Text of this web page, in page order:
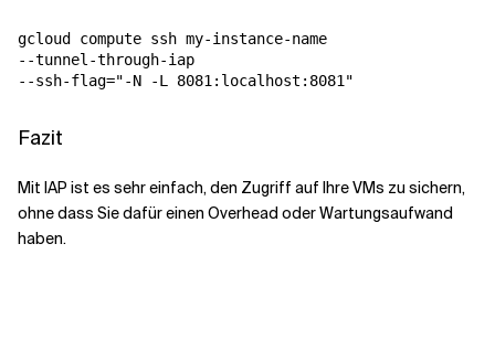
gcloud compute ssh my-instance-name
--tunnel-through-iap
--ssh-flag="-N -L 8081:localhost:8081"
Fazit
Mit IAP ist es sehr einfach, den Zugriff auf Ihre VMs zu sichern,
ohne dass Sie dafür einen Overhead oder Wartungsaufwand
haben.